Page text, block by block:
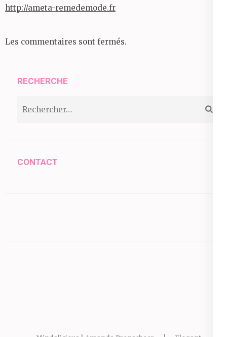
http://ameta-remedemode.fr
Les commentaires sont fermés.
RECHERCHE
CONTACT